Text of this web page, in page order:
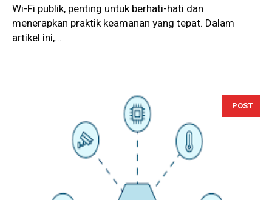
Wi-Fi publik, penting untuk berhati-hati dan
menerapkan praktik keamanan yang tepat. Dalam
artikel ini,...
POST